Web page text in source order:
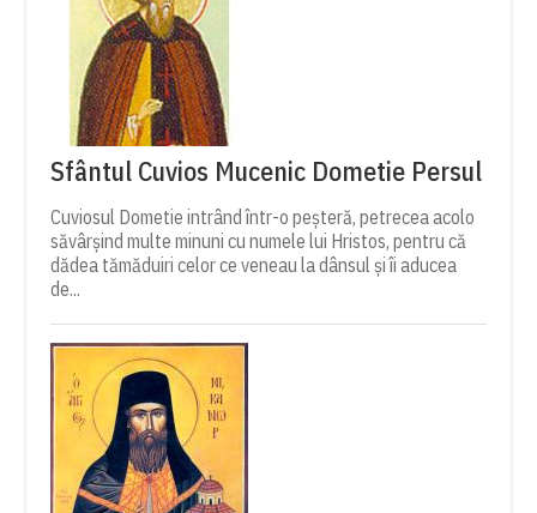
Sfântul Cuvios Mucenic Dometie Persul
Cuviosul Dometie intrând într-o peșteră, petrecea acolo
săvârșind multe minuni cu numele lui Hristos, pentru că
dădea tămăduiri celor ce veneau la dânsul și îi aducea
de...